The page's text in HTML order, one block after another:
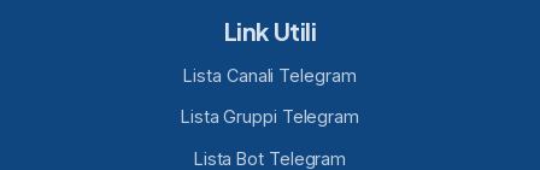
Link Utili
Lista Canali Telegram
Lista Gruppi Telegram
Lista Bot Telegram